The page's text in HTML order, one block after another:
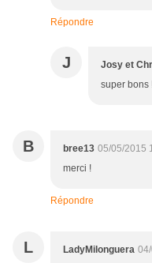
Répondre
J Josy et
super bons
B bree13 05/05/2015
merci !
Répondre
L LadyMilonguera